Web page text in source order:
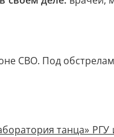
СВО. Под
танца»